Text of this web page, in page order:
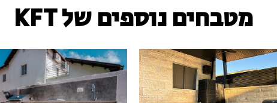
מטבחים נוספים של KFT